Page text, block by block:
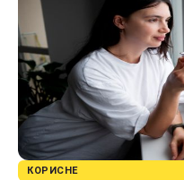
КОРИСНЕ